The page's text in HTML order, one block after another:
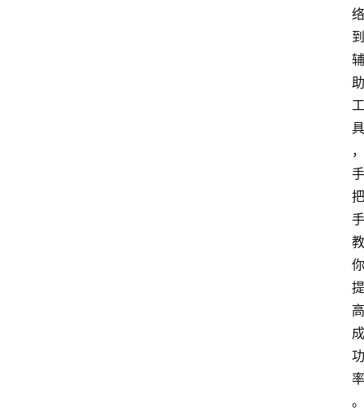
络
到
辅
助
工
具
，
手
把
手
教
你
提
高
成
功
率
。